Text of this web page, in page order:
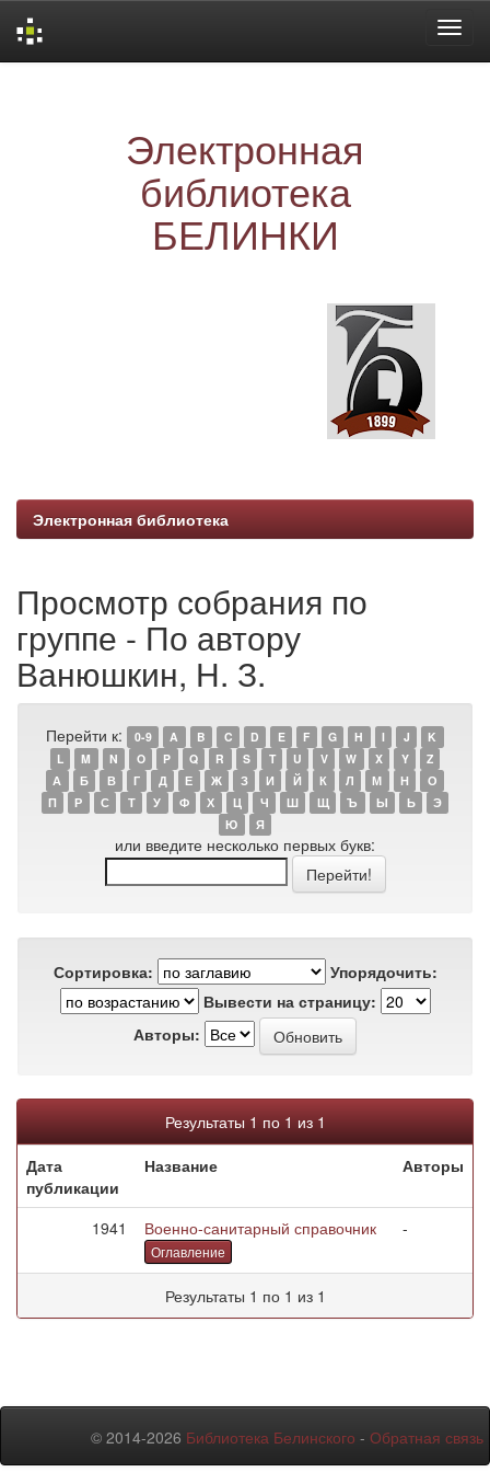
Электронная
библиотека
БЕЛИНКИ
Электронная библиотека
Просмотр собрания по
группе - По автору
Ванюшкин, Н. З.
Перейти к: 0-9 A B C D E F G H I J
K
L
M N O P Q R S T U V W X Y
Z
А
Б В Г Д Е Ж З И Й К Л М Н
О
П
Р С Т У Ф Х Ц Ч Ш Щ Ъ Ы Ь
Э
Ю
Я
или введите несколько первых букв:
Сортировка:
Упорядочить:
Вывести на страницу:
Авторы:
Результаты 1 по 1 из 1
Дата
публикации
Название Авторы
1941 Военно-санитарный справочник
Оглавление
-
Результаты 1 по 1 из 1
© 2014-2026 Библиотека Белинского - Обратная связь